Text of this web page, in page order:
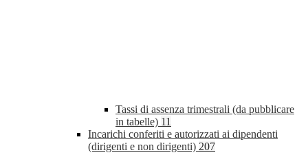
Tassi di assenza trimestrali (da pubblicare
in tabelle) 11
Incarichi conferiti e autorizzati ai dipendenti
(dirigenti e non dirigenti) 207